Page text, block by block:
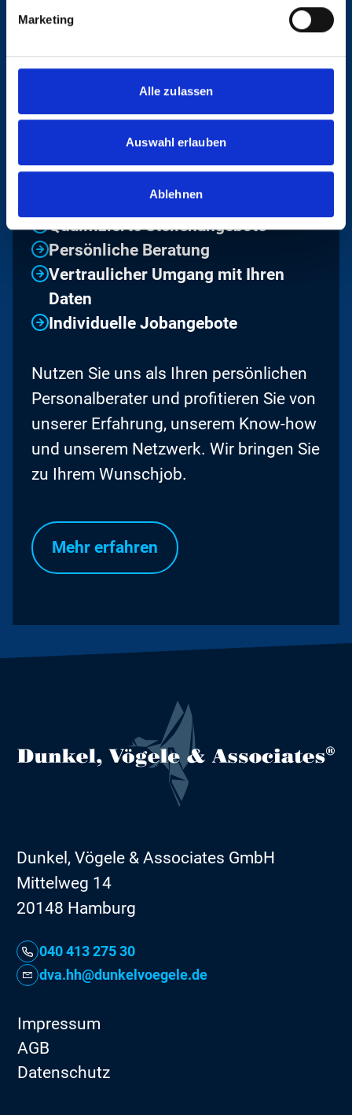
Marketing
Alle zulassen
Auswahl erlauben
Ablehnen
dva@dunkelvoegele.de
UNSERE VORTEILE
IM ÜBERBLICK
Qualifizierte Stellenangebote
Persönliche Beratung
Vertraulicher Umgang mit Ihren
Daten
Individuelle Jobangebote
Nutzen Sie uns als Ihren persönlichen
Personalberater und profitieren Sie von
unserer Erfahrung, unserem Know-how
und unserem Netzwerk. Wir bringen Sie
zu Ihrem Wunschjob.
Mehr erfahren
Dunkel, Vögele & Associates GmbH
Mittelweg 14
20148 Hamburg
040 413 275 30
dva.hh@dunkelvoegele.de
Impressum
AGB
Datenschutz